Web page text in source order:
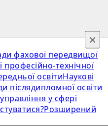
фахової передвищої
технічної
освітиНаукові
післядипломної освіти
у сфері
Розширений
×